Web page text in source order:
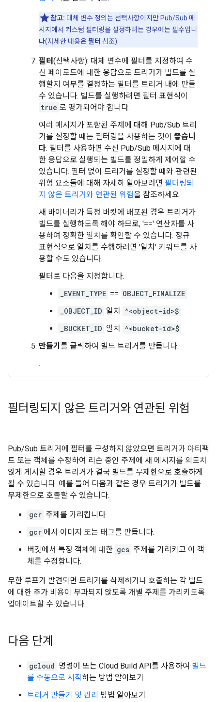
참고: 대체 변수 정의는 선택사항이지만 Pub/Sub 메
시지에서 커스텀 필터링을 설정하려는 경우에는 필수입니
다(자세한 내용은 필터 참조).
필터 (선택사항): 대체 변수에 필터를 지정하여 수
신 페이로드에 대한 응답으로 트리거가 빌드를 실
행할지 여부를 결정하는 필터를 트리거 내에 만들
수 있습니다. 빌드를 실행하려면 필터 표현식이
true 로 평가되어야 합니다.
여러 메시지가 포함된 주제에 대해 Pub/Sub 트리
거를 설정할 때는 필터링을 사용하는 것이 좋습니
다. 필터를 사용하면 수신 Pub/Sub 메시지에 대
한 응답으로 실행되는 빌드를 정밀하게 제어할 수
있습니다. 필터 없이 트리거를 설정할 때와 관련된
위험 요소들에 대해 자세히 알아보려면 필터링되
지 않은 트리거와 연관된 위험을 참조하세요.
새 바이너리가 특정 버킷에 배포된 경우 트리거가
빌드를 실행하도록 해야 하므로, '==' 연산자를 사
용하여 정확한 일치를 확인할 수 있습니다. 정규
표현식으로 일치를 수행하려면 '일치' 키워드를 사
용할 수도 있습니다.
필터로 다음을 지정합니다.
_EVENT_TYPE == OBJECT_FINALIZE
_OBJECT_ID 일치
^<object-id>$
_BUCKET_ID 일치
^<bucket-id>$
만들기 를 클릭하여 빌드 트리거를 만듭니다.
.
필터링되지 않은 트리거와 연관된 위험
Pub/Sub 트리거에 필터를 구성하지 않았으면 트리거가 아티팩
트 또는 객체를 수정하여 리슨 중인 주제에 새 메시지를 의도치
않게 게시할 경우 트리거가 결국 빌드를 무제한으로 호출하게
될 수 있습니다. 예를 들어 다음과 같은 경우 트리거가 빌드를
무제한으로 호출할 수 있습니다.
gcr 주제를 가리킵니다.
gcr 에서 이미지 또는 태그를 만듭니다.
버킷에서 특정 객체에 대한 gcs 주제를 가리키고 이 객
체를 수정합니다.
무한 루프가 발견되면 트리거를 삭제하거나 호출하는 각 빌드
에 대한 추가 비용이 부과되지 않도록 개별 주제를 가리키도록
업데이트할 수 있습니다.
다음 단계
gcloud 명령어 또는 Cloud Build API를 사용하여 빌드
를 수동으로 시작하는 방법 알아보기
트리거 만들기 및 관리 방법 알아보기